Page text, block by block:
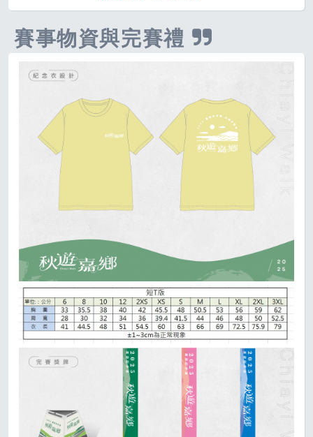
賽事物資與完賽禮